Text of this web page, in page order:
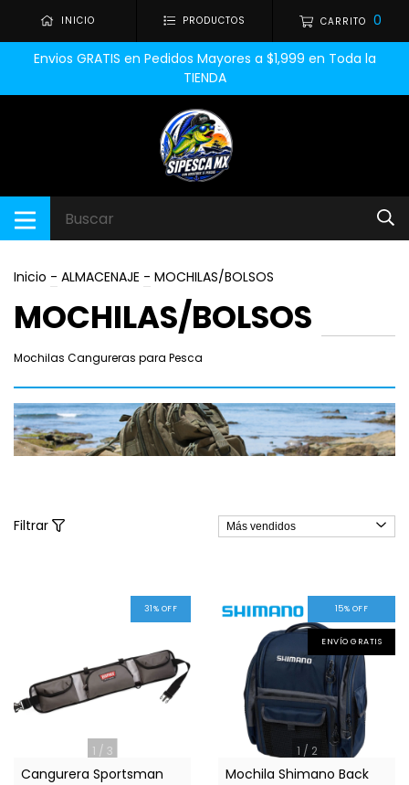
INICIO PRODUCTOS CARRITO 0
Envios GRATIS en Pedidos Mayores a $1,999 en Toda la
TIENDA
Inicio - ALMACENAJE - MOCHILAS/BOLSOS
MOCHILAS/BOLSOS
Mochilas Cangureras para Pesca
Filtrar
1 / 3
31 % OFF
Cangurera Sportsman
1 / 2
15% OFF
ENVÍO GRATIS
Mochila Shimano Back